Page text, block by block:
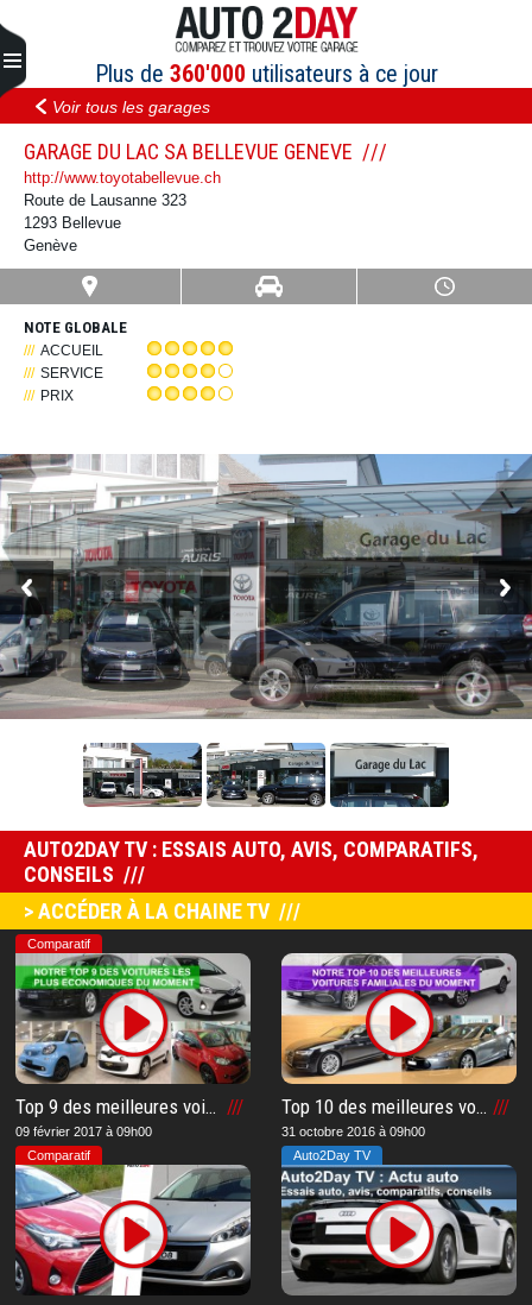
au
contenu
Plus de 360'000 utilisateurs à ce jour
Voir tous les garages
GARAGE DU LAC SA BELLEVUE GENEVE
http://www.toyotabellevue.ch
Route de Lausanne 323
1293 Bellevue
Genève
NOTE GLOBALE
ACCUEIL
SERVICE
PRIX
AUTO2DAY TV : ESSAIS AUTO, AVIS, COMPARATIFS,
CONSEILS
> ACCÉDER À LA CHAINE TV
Comparatif
Top 9 des meilleures voitures les plus économiques du moment : Notre liste pour vous aider à acheter la voiture la moins chère
09 février 2017 à 09h00
Top 10 des meilleures voitures familiales du moment : Notre liste pour vous aider à acheter le meilleur modèle familiale
31 octobre 2016 à 09h00
Comparatif
Auto2Day TV